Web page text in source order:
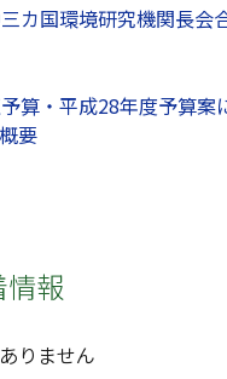
三カ国環境研究機関長会
算・平成28年度予算案
要
情報
りません